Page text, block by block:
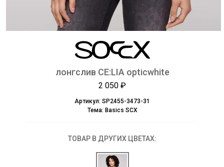
лонгслив CE:LIA opticwhite
2 050 ₽
Артикул: SP2455-3473-31
Тема: Basics SCX
ТОВАР В ДРУГИХ ЦВЕТАХ: